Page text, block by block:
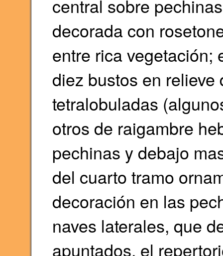
central sobre
decorada con
entre rica vegetación;
diez bustos en relieve
tetralobuladas
otros de raigambre
pechinas y debajo
del cuarto tramo
decoración en las
naves laterales, que
apuntados, el